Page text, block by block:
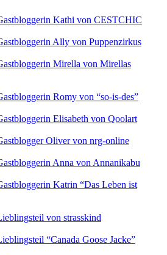
Kathi von CESTCHIC
Ally von Puppenzirkus
Mirella von Mirellas
Romy von “so-is-des”
Elisabeth von Qoolart
Oliver von nrg-online
Anna von Annanikabu
Katrin “Das Leben ist
von strasskind
“Canada Goose Jacke”